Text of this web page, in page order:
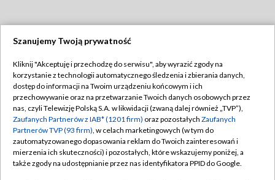
TVP
Abonament TVP
Emisja w TVP
Centrum informacji TVP
Naziemna Telewizja Cyfrowa
Regulamin TVP
Polityka prywatności
Moje zgody
Pomoc
Szanujemy Twoją prywatność
Kliknij "Akceptuję i przechodzę do serwisu", aby wyrazić zgody na
korzystanie z technologii automatycznego śledzenia i zbierania danych,
dostęp do informacji na Twoim urządzeniu końcowym i ich
przechowywanie oraz na przetwarzanie Twoich danych osobowych przez
nas, czyli Telewizję Polską S.A. w likwidacji (zwaną dalej również „TVP”),
Zaufanych Partnerów z IAB* (1201 firm) oraz pozostałych Zaufanych
Partnerów TVP (93 firm), w celach marketingowych (w tym do
zautomatyzowanego dopasowania reklam do Twoich zainteresowań i
mierzenia ich skuteczności) i pozostałych, które wskazujemy poniżej, a
także zgody na udostępnianie przez nas identyfikatora PPID do Google.